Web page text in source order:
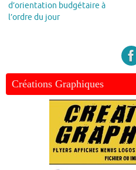
d’orientation budgétaire à
l’ordre du jour
Créations Graphiques